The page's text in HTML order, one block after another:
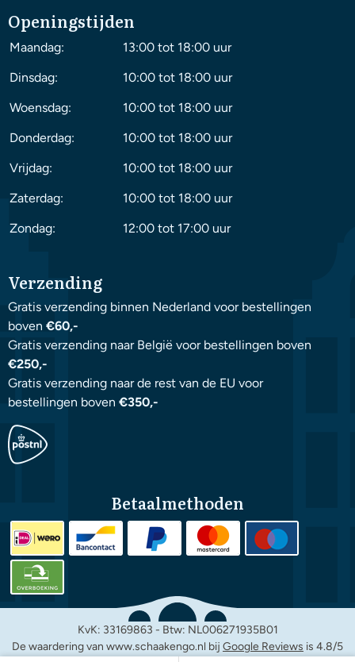
Openingstijden
Maandag:
13:00 tot 18:00 uur
Dinsdag:
10:00 tot 18:00 uur
Woensdag:
10:00 tot 18:00 uur
Donderdag:
10:00 tot 18:00 uur
Vrijdag:
10:00 tot 18:00 uur
Zaterdag:
10:00 tot 18:00 uur
Zondag:
12:00 tot 17:00 uur
Verzending
Gratis verzending binnen Nederland voor bestellingen
boven €60,-
Gratis verzending naar België voor bestellingen boven
€250,-
Gratis verzending naar de rest van de EU voor
bestellingen boven €350,-
Betaalmethoden
KvK: 33169863 - Btw: NL006271935B01
De waardering van www.schaakengo.nl bij Google Reviews is 4.8/5